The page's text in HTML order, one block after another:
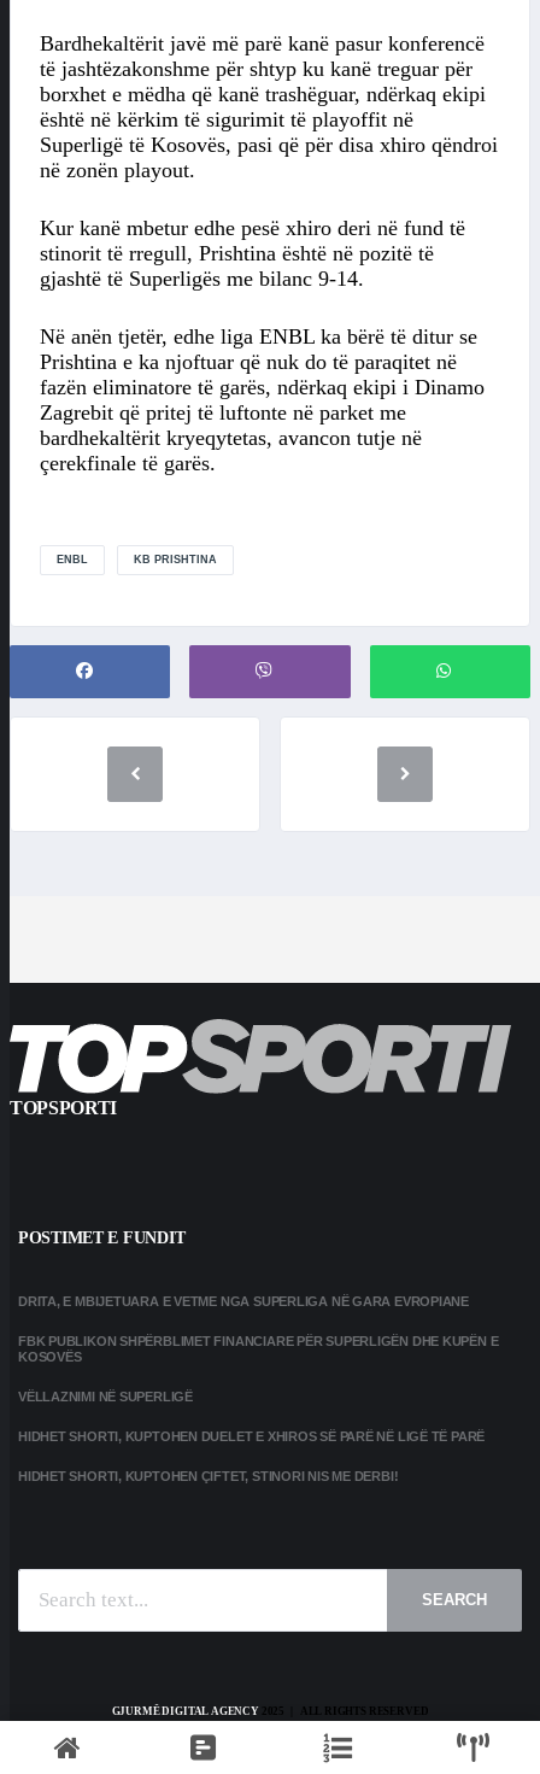
Bardhekaltërit javë më parë kanë pasur konferencë
të jashtëzakonshme për shtyp ku kanë treguar për
borxhet e mëdha që kanë trashëguar, ndërkaq ekipi
është në kërkim të sigurimit të playoffit në
Superligë të Kosovës, pasi që për disa xhiro qëndroi
në zonën playout.
Kur kanë mbetur edhe pesë xhiro deri në fund të
stinorit të rregull, Prishtina është në pozitë të
gjashtë të Superligës me bilanc 9-14.
Në anën tjetër, edhe liga ENBL ka bërë të ditur se
Prishtina e ka njoftuar që nuk do të paraqitet në
fazën eliminatore të garës, ndërkaq ekipi i Dinamo
Zagrebit që pritej të luftonte në parket me
bardhekaltërit kryeqytetas, avancon tutje në
çerekfinale të garës.
ENBL KB PRISHTINA
TOPSPORTI
POSTIMET E FUNDIT
DRITA, E MBIJETUARA E VETME NGA SUPERLIGA NË GARA EVROPIANE
FBK PUBLIKON SHPËRBLIMET FINANCIARE PËR SUPERLIGËN DHE KUPËN E
KOSOVËS
VËLLAZNIMI NË SUPERLIGË
HIDHET SHORTI, KUPTOHEN DUELET E XHIROS SË PARË NË LIGË TË PARË
HIDHET SHORTI, KUPTOHEN ÇIFTET, STINORI NIS ME DERBI!
SEARCH
GJURMË DIGITAL AGENCY2025 | ALL RIGHTS RESERVED
TERMS AND CONDITIONS